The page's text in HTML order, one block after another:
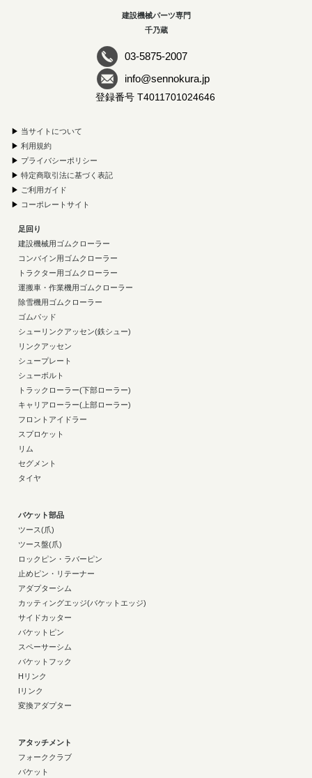
建設機械パーツ専門
千乃蔵
03-5875-2007
info@sennokura.jp
登録番号 T4011701024646
▶ 当サイトについて
▶ 利用規約
▶ プライバシーポリシー
▶ 特定商取引法に基づく表記
▶ ご利用ガイド
▶ コーポレートサイト
足回り
建設機械用ゴムクローラー
コンバイン用ゴムクローラー
トラクター用ゴムクローラー
運搬車・作業機用ゴムクローラー
除雪機用ゴムクローラー
ゴムパッド
シューリンクアッセン(鉄シュー)
リンクアッセン
シュープレート
シューボルト
トラックローラー(下部ローラー)
キャリアローラー(上部ローラー)
フロントアイドラー
スプロケット
リム
セグメント
タイヤ
バケット部品
ツース(爪)
ツース盤(爪)
ロックピン・ラバーピン
止めピン・リテーナー
アダプターシム
カッティングエッジ(バケットエッジ)
サイドカッター
バケットピン
スペーサーシム
バケットフック
Hリンク
Iリンク
変換アダプター
アタッチメント
フォーククラブ
バケット